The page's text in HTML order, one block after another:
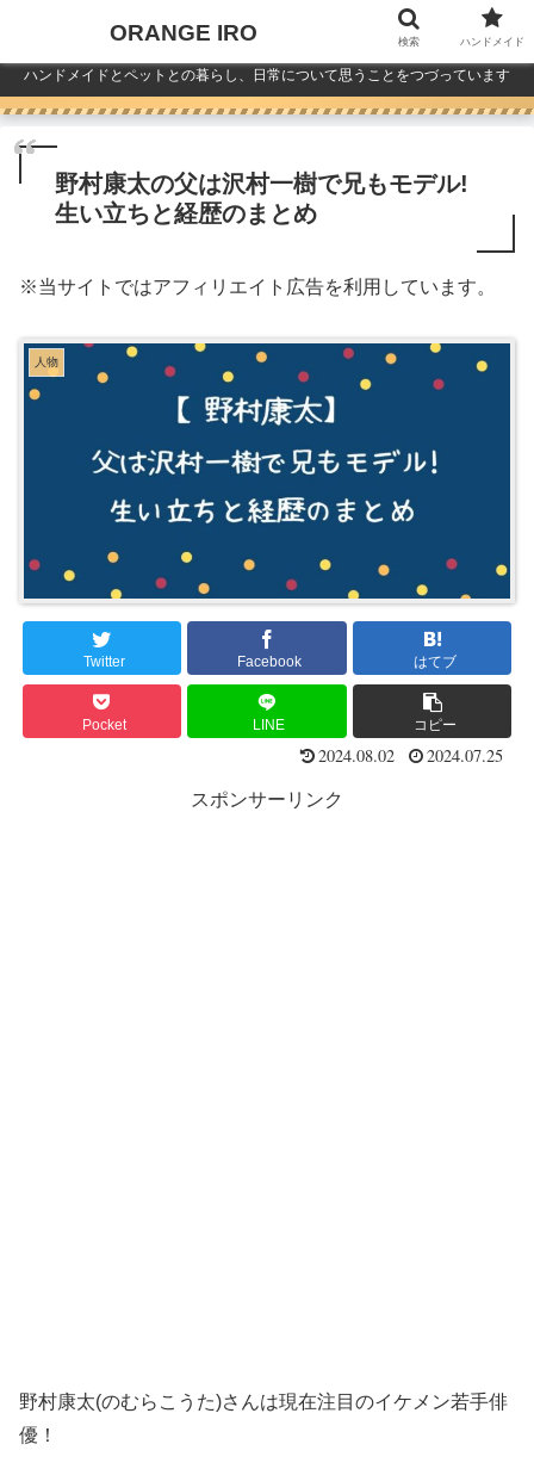
ハンドメイドとペットとの暮らし、日常について思うことをつづっています
野村康太の父は沢村一樹で兄もモデル!
生い立ちと経歴のまとめ
※当サイトではアフィリエイト広告を利用しています。
人物
Twitter Facebook はてブ
Pocket LINE コピー
2024.08.02 2024.07.25
スポンサーリンク
野村康太(のむらこうた)さんは現在注目のイケメン若手俳
優！
ORANGE IRO 検索 ハンドメイド